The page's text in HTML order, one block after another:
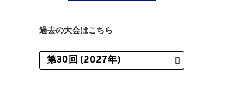
過去の大会はこちら